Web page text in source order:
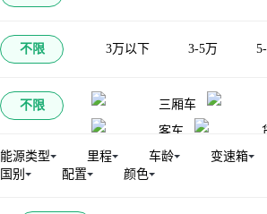
不限 3万以下 3-5万
不限 三厢车
客车
能源类型 里程 车龄 变速箱
国别
配置 颜色